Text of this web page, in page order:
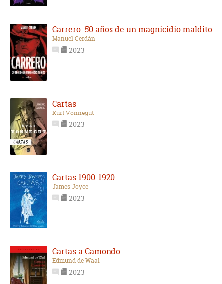
Carrero. 50 años de un magnicidio maldito
Manuel Cerdán
2023
Cartas
Kurt Vonnegut
2023
Cartas 1900-1920
James Joyce
2023
Cartas a Camondo
Edmund de Waal
2023